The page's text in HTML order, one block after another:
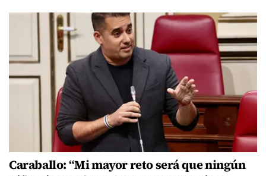
Caraballo: “Mi mayor reto será que ningún